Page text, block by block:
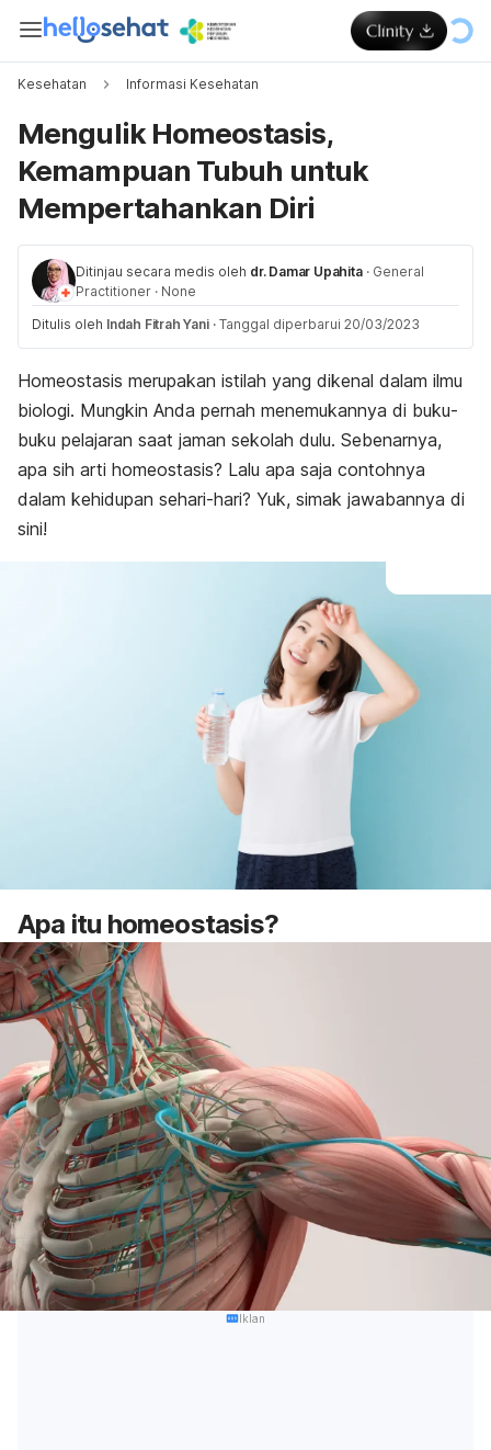
Kesehatan Informasi Kesehatan
Mengulik Homeostasis,
Kemampuan Tubuh untuk
Mempertahankan Diri
Ditinjau secara medis oleh dr. Damar Upahita · General
Practitioner · None
Ditulis oleh Indah Fitrah Yani · Tanggal diperbarui 20/03/2023
Homeostasis merupakan istilah yang dikenal dalam ilmu
biologi. Mungkin Anda pernah menemukannya di buku-
buku pelajaran saat jaman sekolah dulu. Sebenarnya,
apa sih arti homeostasis? Lalu apa saja contohnya
dalam kehidupan sehari-hari? Yuk, simak jawabannya di
sini!
Apa itu homeostasis?
Iklan